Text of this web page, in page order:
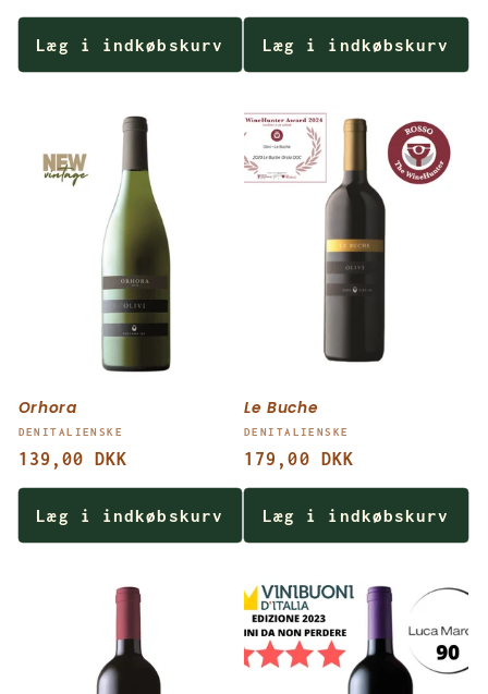
Læg i indkøbskurv Læg i indkøbskurv
Orhora
Forhandler:
DENITALIENSKE
Normalpris
139,00 DKK
Læg i indkøbskurv
Le Buche
Forhandler:
DENITALIENSKE
Normalpris
179,00 DKK
Læg i indkøbskurv